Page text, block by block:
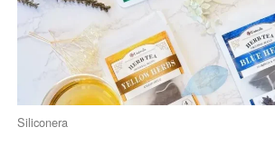
Siliconera